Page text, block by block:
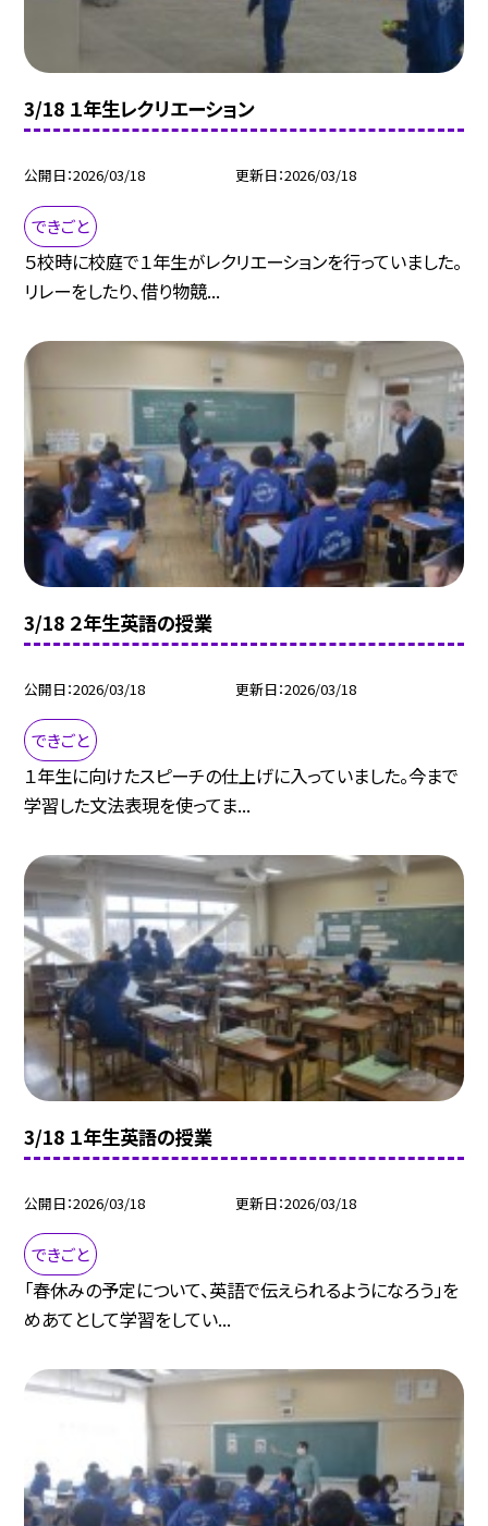
3/18 １年生レクリエーション
公開日 2026/03/18 更新日 2026/03/18
できごと
５校時に校庭で１年生がレクリエーションを行っていました。
リレーをしたり、借り物競...
3/18 ２年生英語の授業
公開日 2026/03/18 更新日 2026/03/18
できごと
１年生に向けたスピーチの仕上げに入っていました。今まで
学習した文法表現を使ってま...
3/18 １年生英語の授業
公開日 2026/03/18 更新日 2026/03/18
できごと
「春休みの予定について、英語で伝えられるようになろう」を
めあてとして学習をしてい...